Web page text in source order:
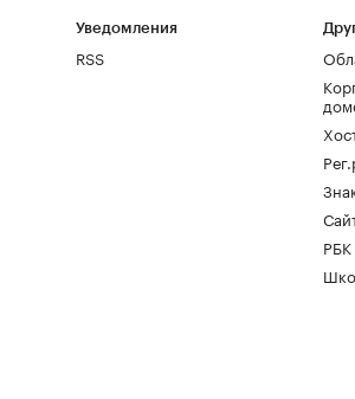
Уведомления
RSS